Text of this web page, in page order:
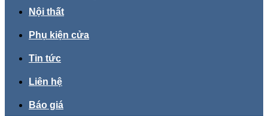
Nội thất
Phụ kiện cửa
Tin tức
Liên hệ
Báo giá